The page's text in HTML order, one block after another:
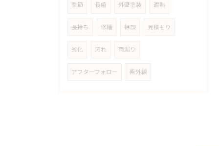
季節 長崎 外壁塗装 遮熱
長持ち 修繕 相談 見積もり
劣化 汚れ 雨漏り
アフターフォロー 紫外線